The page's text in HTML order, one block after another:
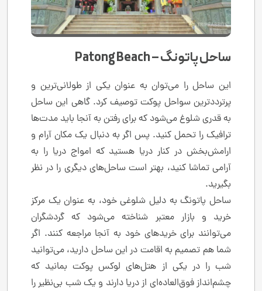
ساحل پاتونگ – Patong Beach
این ساحل را می‌توان به عنوان یکی از طولانی‌ترین و
پرترددترین سواحل پوکت توصیف کرد. گاهی این ساحل
به قدری شلوغ می‌شود که برای رفتن به آنجا باید مدت‌ها
ترافیک را تحمل کنید. پس اگر به دنبال یک مکان آرام و
ارامش‌بخش در کنار دریا هستید که امواج دریا را به
آرامی تماشا کنید، بهتر است ساحل‌های دیگری را در نظر
بگیرید.
ساحل پاتونگ به دلیل شلوغی خود، به عنوان یک مرکز
خرید و بازار معتبر شناخته می‌شود که گردشگران
می‌توانند برای خریدهای خود به آنجا مراجعه کنند. اگر
شما هم تصمیم به اقامت در این ساحل دارید، می‌توانید
شب را در یکی از هتل‌های لوکس پوکت بمانید که
چشم‌انداز فوق‌العاده‌ای از دریا دارند و یک شب بی‌نظیر را